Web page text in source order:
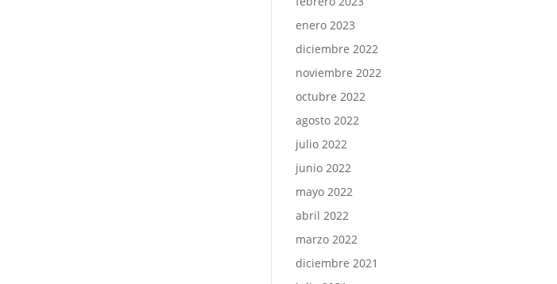
enero 2023
diciembre 2022
noviembre 2022
octubre 2022
agosto 2022
julio 2022
junio 2022
mayo 2022
abril 2022
marzo 2022
diciembre 2021